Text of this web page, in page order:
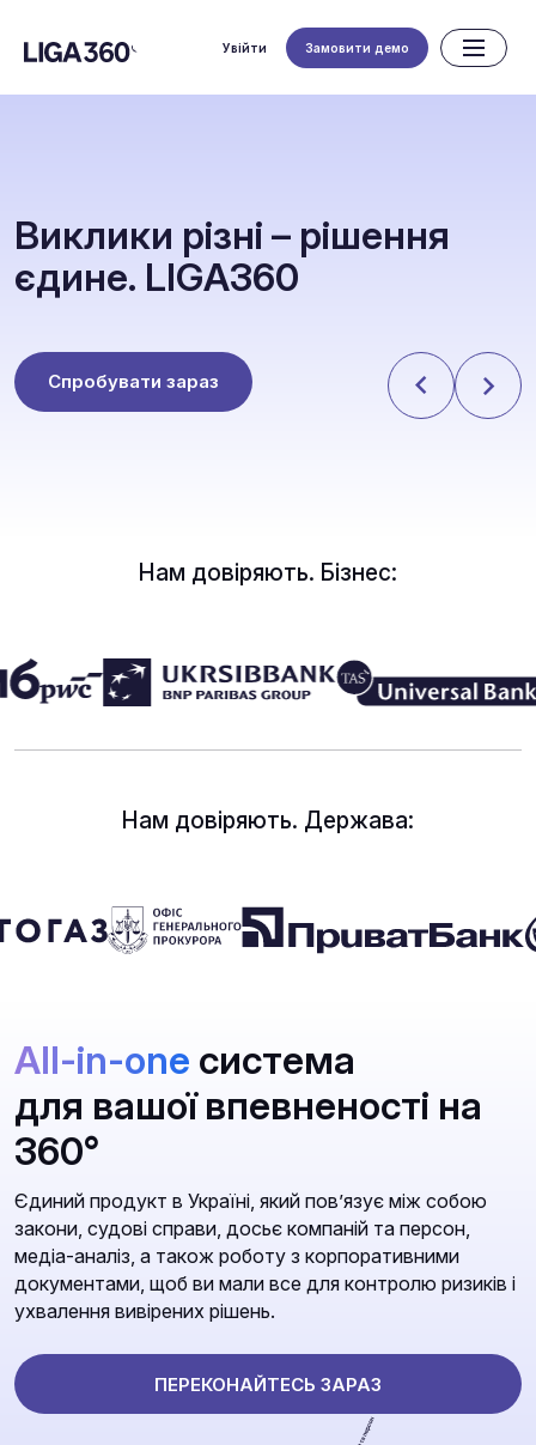
Увійти Замовити демо
Виклики різні – рішення
єдине. LIGA360
Спробувати зараз
Нам довіряють. Бізнес:
Нам довіряють. Держава:
All-in-one система
для вашої впевненості на
360°
Єдиний продукт в Україні, який повʼязує між собою
закони, судові справи, досьє компаній та персон,
медіа-аналіз, а також роботу з корпоративними
документами, щоб ви мали все для контролю ризиків і
ухвалення вивірених рішень.
ПЕРЕКОНАЙТЕСЬ ЗАРАЗ